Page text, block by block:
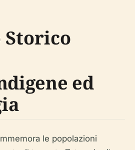
ed
tra il torrente Tatuapé e il